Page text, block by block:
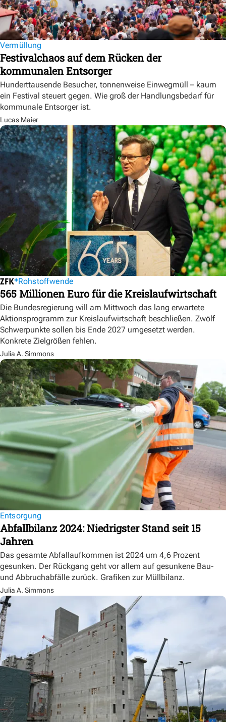
Vermüllung
Festivalchaos auf dem Rücken der
kommunalen Entsorger
Hunderttausende Besucher, tonnenweise Einwegmüll – kaum
ein Festival steuert gegen. Wie groß der Handlungsbedarf für
kommunale Entsorger ist.
Lucas Maier
Rohstoffwende
565 Millionen Euro für die Kreislaufwirtschaft
Die Bundesregierung will am Mittwoch das lang erwartete
Aktionsprogramm zur Kreislaufwirtschaft beschließen. Zwölf
Schwerpunkte sollen bis Ende 2027 umgesetzt werden.
Konkrete Zielgrößen fehlen.
Julia A. Simmons
Entsorgung
Abfallbilanz 2024: Niedrigster Stand seit 15
Jahren
Das gesamte Abfallaufkommen ist 2024 um 4,6 Prozent
gesunken. Der Rückgang geht vor allem auf gesunkene Bau-
und Abbruchabfälle zurück. Grafiken zur Müllbilanz.
Julia A. Simmons